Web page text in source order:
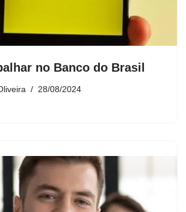
no Banco do Brasil
28/08/2024